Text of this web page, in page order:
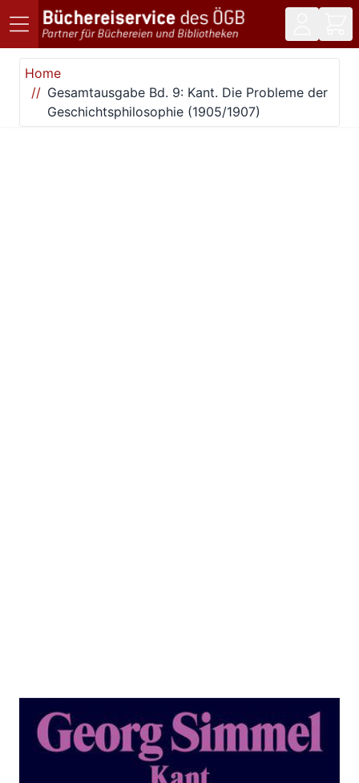
Direkt zum Inhalt
Home
Gesamtausgabe Bd. 9: Kant. Die Probleme der
Geschichtsphilosophie (1905/1907)
Gesamtausgabe Bd. 9: Kant. Die
Probleme der